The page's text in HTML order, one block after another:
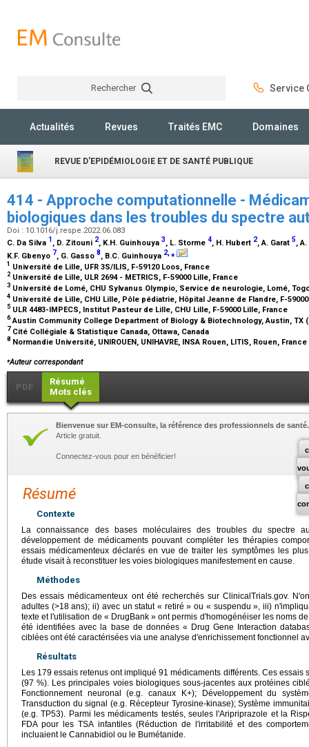
Rechercher Service
Actualités Revues Traités EMC Domaines
REVUE D'EPIDÉMIOLOGIE ET DE SANTÉ PUBLIQUE
414 - Approche computationnelle -
biologiques dans les troubles du spectre
Doi : 10.1016/j.respe.2022.06.083
C. Da Silva 1 , D. Zitouni 2, K.H. Guinhouya 3, L. Storme 4, H. Hubert 2, A. Garat 5,
K.F. Gbenyo 7, G. Gasso 8, B.C. Guinhouya 2 ⁎
1 Université de Lille, UFR 3S/ILIS, F-59120 Loos, France
2 Université de Lille, ULR 2694 - METRICS, F-59000 Lille, France
3 Université de Lomé, CHU Sylvanus Olympio, Service de neurologie, Lomé,
4 Université de Lille, CHU Lille, Pôle pédiatrie, Hôpital Jeanne de Flandre, F-
5 ULR 4483-IMPECS, Institut Pasteur de Lille, CHU Lille, F-59000 Lille, France
6Austin Community College Department of Biology & Biotechnology, Austin, TX
7 Cité Collégiale & Statistique Canada, Ottawa, Canada
8 Normandie Université, UNIROUEN, UNIHAVRE, INSA Rouen, LITIS, Rouen, France
⁎Auteur correspondant
PDF
Résumé
Mots clés
Bienvenue sur EM-consulte, la référence des professionnels de santé.
Article gratuit.
Connectez-vous pour en bénéficier!
Résumé
Contexte
La connaissance des bases moléculaires des troubles du spectre
développement de médicaments pouvant compléter les thérapies
essais médicamenteux déclarés en vue de traiter les symptômes les
étude visait à reconstituer les voies biologiques manifestement en cause.
Méthodes
Des essais médicamenteux ont été recherchés sur ClinicalTrials.gov.
adultes (>18 ans); ii) avec un statut « retiré » ou « suspendu », iii)
texte et l'utilisation de « DrugBank » ont permis d'homogénéiser les noms
été identifiées avec la base de données « Drug Gene Interaction
ciblées ont été caractérisées via une analyse d'enrichissement fonctionnel
Résultats
Les 179 essais retenus ont impliqué 91 médicaments différents. Ces essais
(97 %). Les principales voies biologiques sous-jacentes aux protéines
Fonctionnement neuronal (e.g. canaux K+); Développement du
Transduction du signal (e.g. Récepteur Tyrosine-kinase); Système
(e.g. TP53). Parmi les médicaments testés, seules l'Aripriprazole et la
FDA pour les TSA infantiles (Réduction de l'irritabilité et des
incluaient le Cannabidiol ou le Bumétanide.